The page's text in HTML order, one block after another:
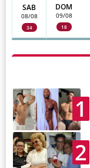
SAB
08/08
34
DOM
09/08
18
1
2